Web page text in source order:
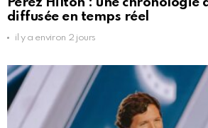
diffusée en temps réel
il y a environ 2 jours